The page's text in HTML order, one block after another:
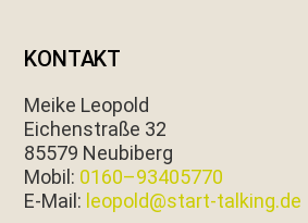
KONTAKT
Meike Leopold
Eichen­straße 32
85579 Neubiberg
Mobil: 0160–93405770
E‑Mail: leopold@start-talking.de